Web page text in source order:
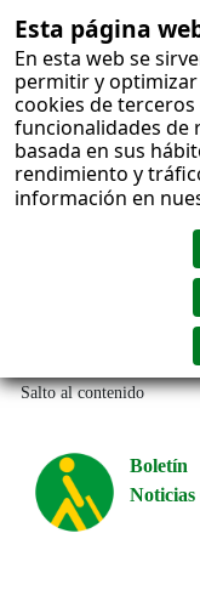
Esta página
En esta web se
permitir y optimizar
cookies de
funcionalidades de
basada en sus
rendimiento y
información en
Salto al contenido
Boletín